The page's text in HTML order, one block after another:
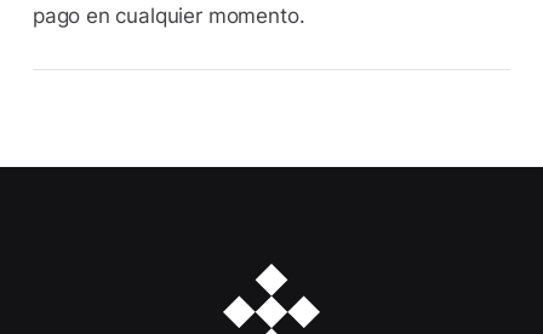
pago en cualquier momento.